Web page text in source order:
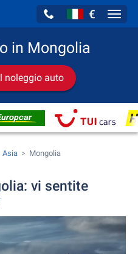
€
in Mongolia
noleggio auto
Asia Mongolia
vi sentite